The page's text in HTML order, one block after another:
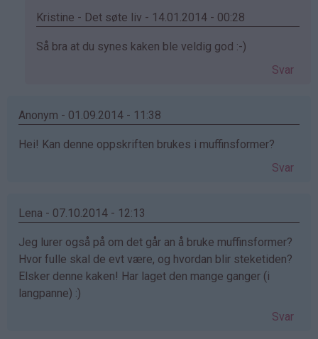
Kristine - Det søte liv - 14.01.2014 - 00:28
Som
Anonym
bekreftet)
Så bra at du synes kaken ble veldig god :-)
Svar
Anonym - 01.09.2014 - 11:38
Hei! Kan denne oppskriften brukes i muffinsformer?
Svar
Lena - 07.10.2014 - 12:13
Jeg lurer også på om det går an å bruke muffinsformer?
Hvor fulle skal de evt være, og hvordan blir steketiden?
Elsker denne kaken! Har laget den mange ganger (i
langpanne) :)
Svar